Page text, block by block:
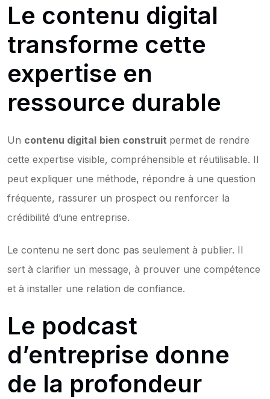
Le contenu digital
transforme cette
expertise en
ressource durable
Un contenu digital bien construit permet de rendre
cette expertise visible, compréhensible et réutilisable. Il
peut expliquer une méthode, répondre à une question
fréquente, rassurer un prospect ou renforcer la
crédibilité d’une entreprise.
Le contenu ne sert donc pas seulement à publier. Il
sert à clarifier un message, à prouver une compétence
et à installer une relation de confiance.
Le podcast
d’entreprise donne
de la profondeur